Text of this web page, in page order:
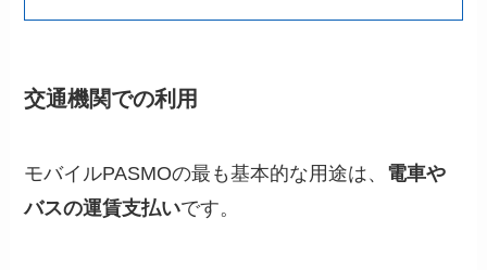
交通機関での利用
モバイルPASMOの最も基本的な用途は、 電車や
バスの運賃支払いです。